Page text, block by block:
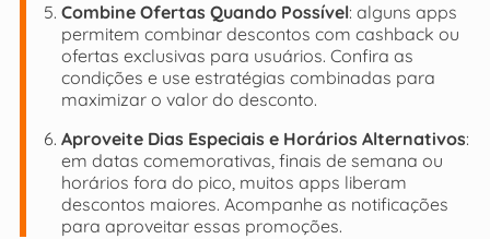
Combine Ofertas Quando Possível: alguns apps
permitem combinar descontos com cashback ou
ofertas exclusivas para usuários. Confira as
condições e use estratégias combinadas para
maximizar o valor do desconto.
Aproveite Dias Especiais e Horários Alternativos:
em datas comemorativas, finais de semana ou
horários fora do pico, muitos apps liberam
descontos maiores. Acompanhe as notificações
para aproveitar essas promoções.